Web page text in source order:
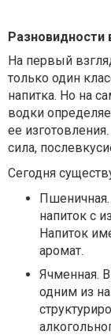
Разновидности
На первый
только один
напитка. Но на
водки
ее
сила,
Сегодня
напиток с
Напиток
аромат.
Ячменная.
одним из